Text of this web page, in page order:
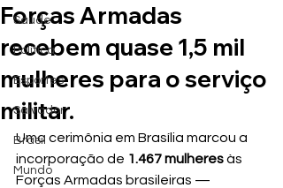
Saúde
Política
Esportes
Salvador
Brasil
Mundo
Forças Armadas
recebem quase 1,5 mil
mulheres para o serviço
militar.
Uma cerimônia em Brasília marcou a
incorporação de 1.467 mulheres às
Forças Armadas brasileiras —